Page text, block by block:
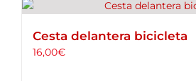
BLOG
Cesta delantera bicicleta
16,00€